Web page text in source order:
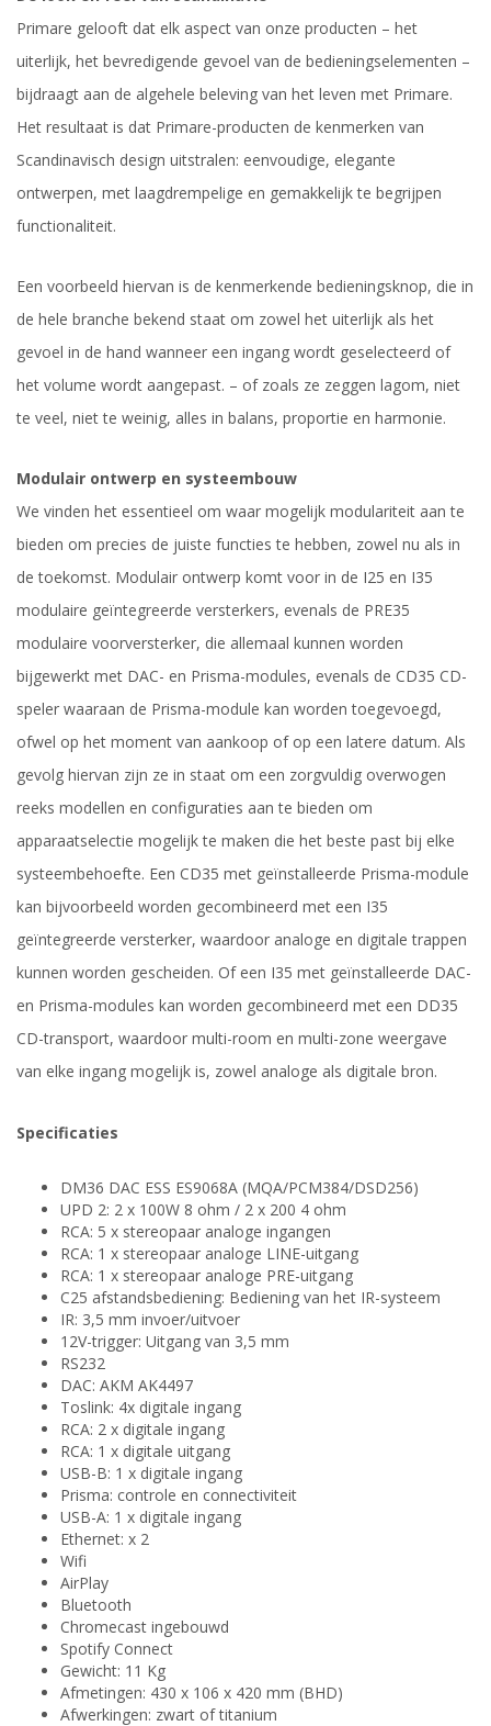
Primare gelooft dat elk aspect van onze producten – het
uiterlijk, het bevredigende gevoel van de bedieningselementen –
bijdraagt aan de algehele beleving van het leven met Primare.
Het resultaat is dat Primare-producten de kenmerken van
Scandinavisch design uitstralen: eenvoudige, elegante
ontwerpen, met laagdrempelige en gemakkelijk te begrijpen
functionaliteit.
Een voorbeeld hiervan is de kenmerkende bedieningsknop, die in
de hele branche bekend staat om zowel het uiterlijk als het
gevoel in de hand wanneer een ingang wordt geselecteerd of
het volume wordt aangepast. – of zoals ze zeggen lagom, niet
te veel, niet te weinig, alles in balans, proportie en harmonie.
Modulair ontwerp en systeembouw
We vinden het essentieel om waar mogelijk modulariteit aan te
bieden om precies de juiste functies te hebben, zowel nu als in
de toekomst. Modulair ontwerp komt voor in de I25 en I35
modulaire geïntegreerde versterkers, evenals de PRE35
modulaire voorversterker, die allemaal kunnen worden
bijgewerkt met DAC- en Prisma-modules, evenals de CD35 CD-
speler waaraan de Prisma-module kan worden toegevoegd,
ofwel op het moment van aankoop of op een latere datum. Als
gevolg hiervan zijn ze in staat om een zorgvuldig overwogen
reeks modellen en configuraties aan te bieden om
apparaatselectie mogelijk te maken die het beste past bij elke
systeembehoefte. Een CD35 met geïnstalleerde Prisma-module
kan bijvoorbeeld worden gecombineerd met een I35
geïntegreerde versterker, waardoor analoge en digitale trappen
kunnen worden gescheiden. Of een I35 met geïnstalleerde DAC-
en Prisma-modules kan worden gecombineerd met een DD35
CD-transport, waardoor multi-room en multi-zone weergave
van elke ingang mogelijk is, zowel analoge als digitale bron.
Specificaties
DM36 DAC ESS ES9068A (MQA/PCM384/DSD256)
UPD 2: 2 x 100W 8 ohm / 2 x 200 4 ohm
RCA: 5 x stereopaar analoge ingangen
RCA: 1 x stereopaar analoge LINE-uitgang
RCA: 1 x stereopaar analoge PRE-uitgang
C25 afstandsbediening: Bediening van het IR-systeem
IR: 3,5 mm invoer/uitvoer
12V-trigger: Uitgang van 3,5 mm
RS232
DAC: AKM AK4497
Toslink: 4x digitale ingang
RCA: 2 x digitale ingang
RCA: 1 x digitale uitgang
USB-B: 1 x digitale ingang
Prisma: controle en connectiviteit
USB-A: 1 x digitale ingang
Ethernet: x 2
Wifi
AirPlay
Bluetooth
Chromecast ingebouwd
Spotify Connect
Gewicht: 11 Kg
Afmetingen: 430 x 106 x 420 mm (BHD)
Afwerkingen: zwart of titanium